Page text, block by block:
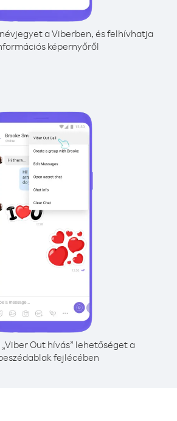
a Viberben, és felhívhatja
képernyőről
„Viber Out hívás” lehetőséget a
fejlécében